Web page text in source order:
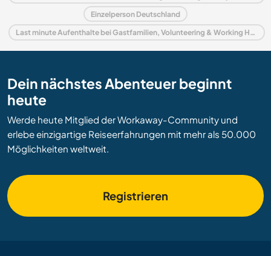
Einzelperson Deutschland
Last minute Aufenthalte bei Gastfamilien, Volunteering & Working Holidays in Deutschland
Dein nächstes Abenteuer beginnt
heute
Werde heute Mitglied der Workaway-Community und
erlebe einzigartige Reiseerfahrungen mit mehr als 50.000
Möglichkeiten weltweit.
Registrieren